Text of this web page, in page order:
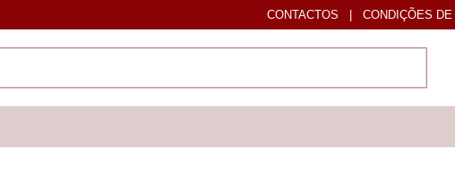
CONTACTOS | CONDIÇÕES